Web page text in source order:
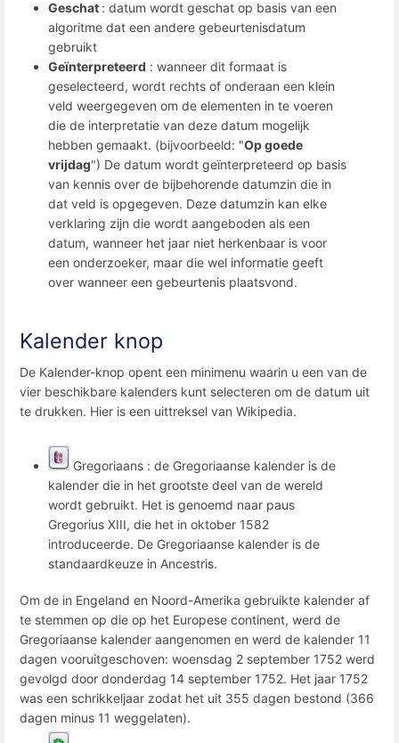
Geschat : datum wordt geschat op basis van een
algoritme dat een andere gebeurtenisdatum
gebruikt
Geïnterpreteerd : wanneer dit formaat is
geselecteerd, wordt rechts of onderaan een klein
veld weergegeven om de elementen in te voeren
die de interpretatie van deze datum mogelijk
hebben gemaakt. (bijvoorbeeld: "Op goede
vrijdag") De datum wordt geïnterpreteerd op basis
van kennis over de bijbehorende datumzin die in
dat veld is opgegeven. Deze datumzin kan elke
verklaring zijn die wordt aangeboden als een
datum, wanneer het jaar niet herkenbaar is voor
een onderzoeker, maar die wel informatie geeft
over wanneer een gebeurtenis plaatsvond.
Kalender knop
De Kalender-knop opent een minimenu waarin u een van de
vier beschikbare kalenders kunt selecteren om de datum uit
te drukken. Hier is een uittreksel van Wikipedia.
Gregoriaans : de Gregoriaanse kalender is de
kalender die in het grootste deel van de wereld
wordt gebruikt. Het is genoemd naar paus
Gregorius XIII, die het in oktober 1582
introduceerde. De Gregoriaanse kalender is de
standaardkeuze in Ancestris.
Om de in Engeland en Noord-Amerika gebruikte kalender af
te stemmen op die op het Europese continent, werd de
Gregoriaanse kalender aangenomen en werd de kalender 11
dagen vooruitgeschoven: woensdag 2 september 1752 werd
gevolgd door donderdag 14 september 1752. Het jaar 1752
was een schrikkeljaar zodat het uit 355 dagen bestond (366
dagen minus 11 weggelaten).